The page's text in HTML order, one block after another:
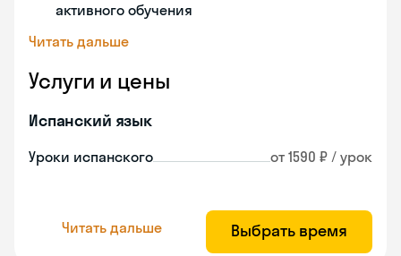
активного обучения
Читать дальше
Услуги и цены
Испанский язык
Уроки испанского от 1590 ₽ / урок
Читать дальше Выбрать время